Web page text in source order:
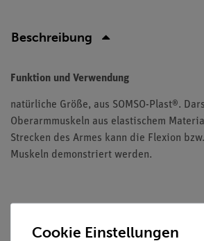
Beschreibung
Funktion und Verwendung
natürliche Größe, aus SOMSO-Plast®.
Oberarmmuskeln aus elastischem
Strecken des Armes kann die Flexion
Muskeln demonstriert werden.
Cookie Einstellungen